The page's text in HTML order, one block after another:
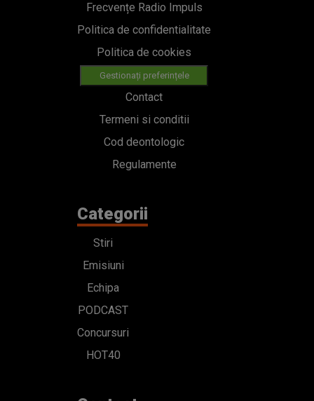
Frecvențe Radio Impuls
Politica de confidentialitate
Politica de cookies
Gestionați preferințele
Contact
Termeni si conditii
Cod deontologic
Regulamente
Categorii
Stiri
Emisiuni
Echipa
PODCAST
Concursuri
HOT40